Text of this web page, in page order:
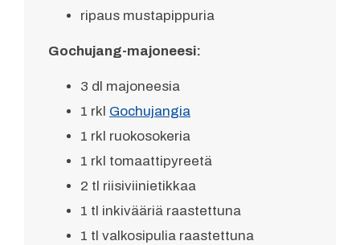
ripaus mustapippuria
Gochujang-majoneesi:
3 dl majoneesia
1 rkl Gochujangia
1 rkl ruokosokeria
1 rkl tomaattipyreetä
2 tl riisiviinietikkaa
1 tl inkivääriä raastettuna
1 tl valkosipulia raastettuna